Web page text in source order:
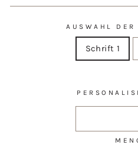
AUSWAHL DER
Schrift 1